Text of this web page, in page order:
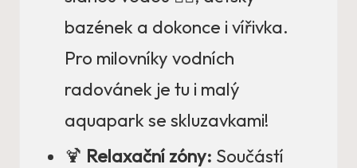
bazének a dokonce i vířivka.
Pro milovníky vodních
radovánek je tu i malý
aquapark se skluzavkami!
🍹 Relaxační zóny: Součástí